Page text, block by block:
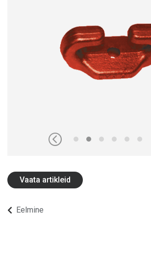
Korduma kippuvad küsimused
OLOFSFORSI KOHTA
EDASIMÜÜJAD
ESTONIAN
Vaata artikleid
Eelmine